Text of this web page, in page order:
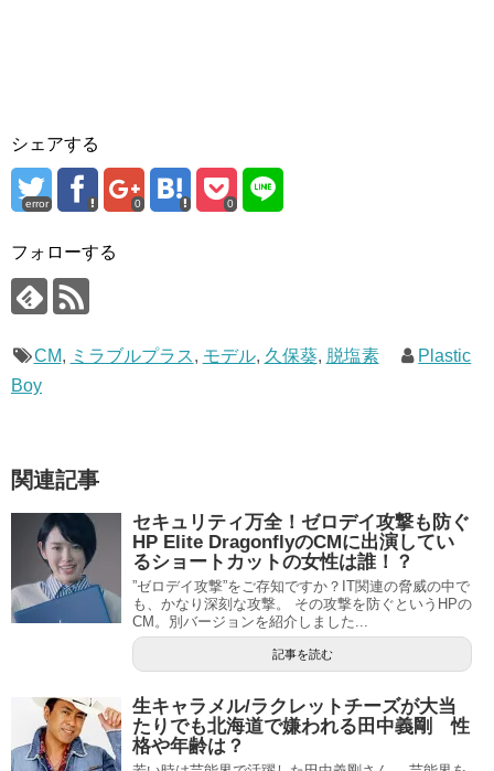
シェアする
error 0 0
フォローする
CM, ミラブルプラス, モデル, 久保葵, 脱塩素
Plastic
Boy
関連記事
セキュリティ万全！ゼロデイ攻撃も防ぐ
HP Elite DragonflyのCMに出演してい
るショートカットの女性は誰！？
”ゼロデイ攻撃”をご存知ですか？IT関連の脅威の中で
も、かなり深刻な攻撃。 その攻撃を防ぐというHPの
CM。別バージョンを紹介しました...
記事を読む
生キャラメル/ラクレットチーズが大当
たりでも北海道で嫌われる田中義剛 性
格や年齢は？